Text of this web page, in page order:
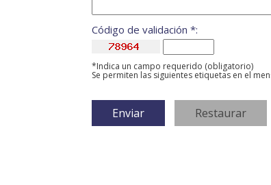
Código de validación *:
*Indica un campo requerido (obligatorio)
Se permiten las siguientes etiquetas en el